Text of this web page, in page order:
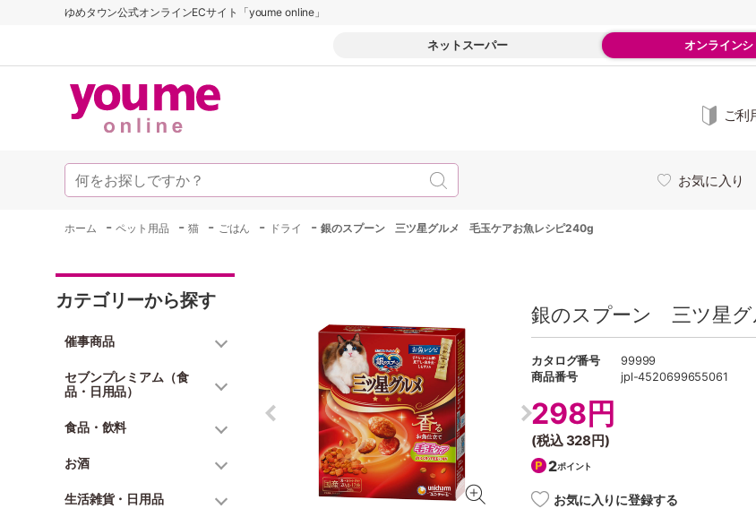
ゆめタウン公式オンラインECサイト「youme online」
ネットスーパー オンライン
ご利
お気に入り
ホーム -ペット用品 -猫 - ごはん - ドライ -銀のスプーン 三ツ星グルメ 毛玉ケアお魚レシピ240g
カテゴリーから探す
催事商品
セブンプレミアム（食
品・日用品）
食品・飲料
お酒
生活雑貨・日用品
銀のスプーン 三ツ星
カタログ番号
99999
商品番号
jpl-4520699655061
298円
(税込 328円)
2ポイント
お気に入りに登録する